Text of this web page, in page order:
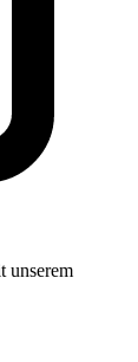
unserem